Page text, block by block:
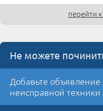
перейти
Не можете
Добавьте
неисправной техники